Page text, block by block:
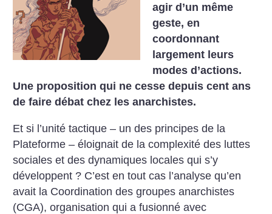
agir d’un même
geste, en
coordonnant
largement leurs
modes d’actions.
Une proposition qui ne cesse depuis cent ans
de faire débat chez les anarchistes.
Et si l’unité tactique – un des principes de la
Plateforme – éloignait de la complexité des luttes
sociales et des dynamiques locales qui s’y
développent ? C’est en tout cas l’analyse qu’en
avait la Coordination des groupes anarchistes
(CGA), organisation qui a fusionné avec